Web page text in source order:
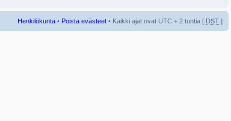
Henkilökunta • Poista evästeet • Kaikki ajat ovat UTC + 2 tuntia [ DST ]